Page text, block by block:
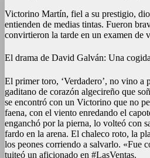
Victorino Martín, fiel a su prestigio,
entienden de medias tintas. Fueron
convirtieron la tarde en un examen de
El drama de David Galván: Una
El primer toro, ‘Verdadero’, no vino a
gaditano de corazón algecireño que
se encontró con un Victorino que no
faena, con el viento enredando el
enganchó por la pierna, lo volteó con
fardo en la arena. El chaleco roto, la
los peones corriendo a salvarlo. «Fue
tuiteó un aficionado en #LasVentas.